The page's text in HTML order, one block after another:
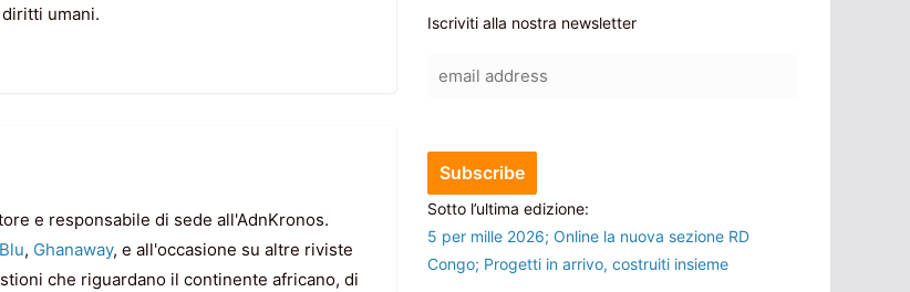
umani.
e responsabile di sede all'AdnKronos.
, Ghanaway, e all'occasione su altre riviste
che riguardano il continente africano, di
Iscriviti alla nostra newsletter
Sotto l’ultima edizione:
5 per mille 2026; Online la nuova sezione RD
Congo; Progetti in arrivo, costruiti insieme